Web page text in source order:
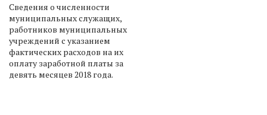
Сведения о численности
муниципальных служащих,
работников муниципальных
учреждений с указанием
фактических расходов на их
оплату заработной платы за
девять месяцев 2018 года.